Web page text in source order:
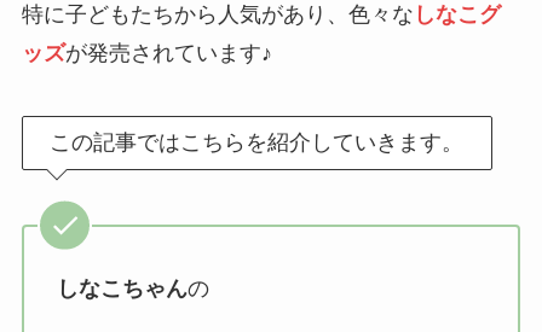
特に子どもたちから人気があり、色々な しなこグ
ッズが発売されています♪
この記事ではこちらを紹介していきます。
しなこちゃんの